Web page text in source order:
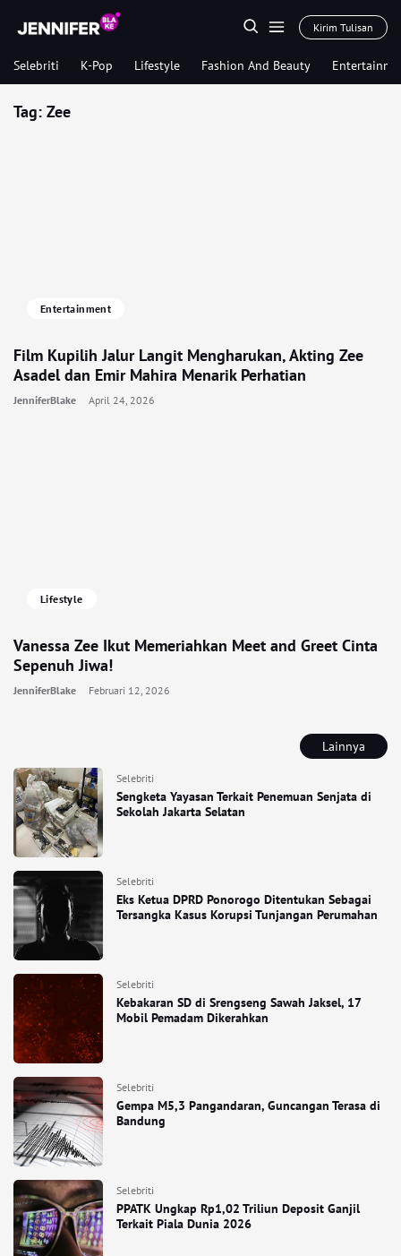
Kirim Tulisan
Selebriti K-Pop Lifestyle Fashion And Beauty
Lainnya
Selebriti
Sengketa Yayasan Terkait Penemuan Senjata di
Sekolah Jakarta Selatan
Selebriti
Eks Ketua DPRD Ponorogo Ditentukan Sebagai
Tersangka Kasus Korupsi Tunjangan Perumahan
Selebriti
Kebakaran SD di Srengseng Sawah Jaksel, 17
Mobil Pemadam Dikerahkan
Selebriti
Gempa M5,3 Pangandaran, Guncangan Terasa di
Bandung
Selebriti
PPATK Ungkap Rp1,02 Triliun Deposit Ganjil
Terkait Piala Dunia 2026
Tag: Zee
Entertainment
Film Kupilih Jalur Langit Mengharukan, Akting Zee
Asadel dan Emir Mahira Menarik Perhatian
JenniferBlake April 24, 2026
Lifestyle
Vanessa Zee Ikut Memeriahkan Meet and Greet Cinta
Sepenuh Jiwa!
JenniferBlake Februari 12, 2026